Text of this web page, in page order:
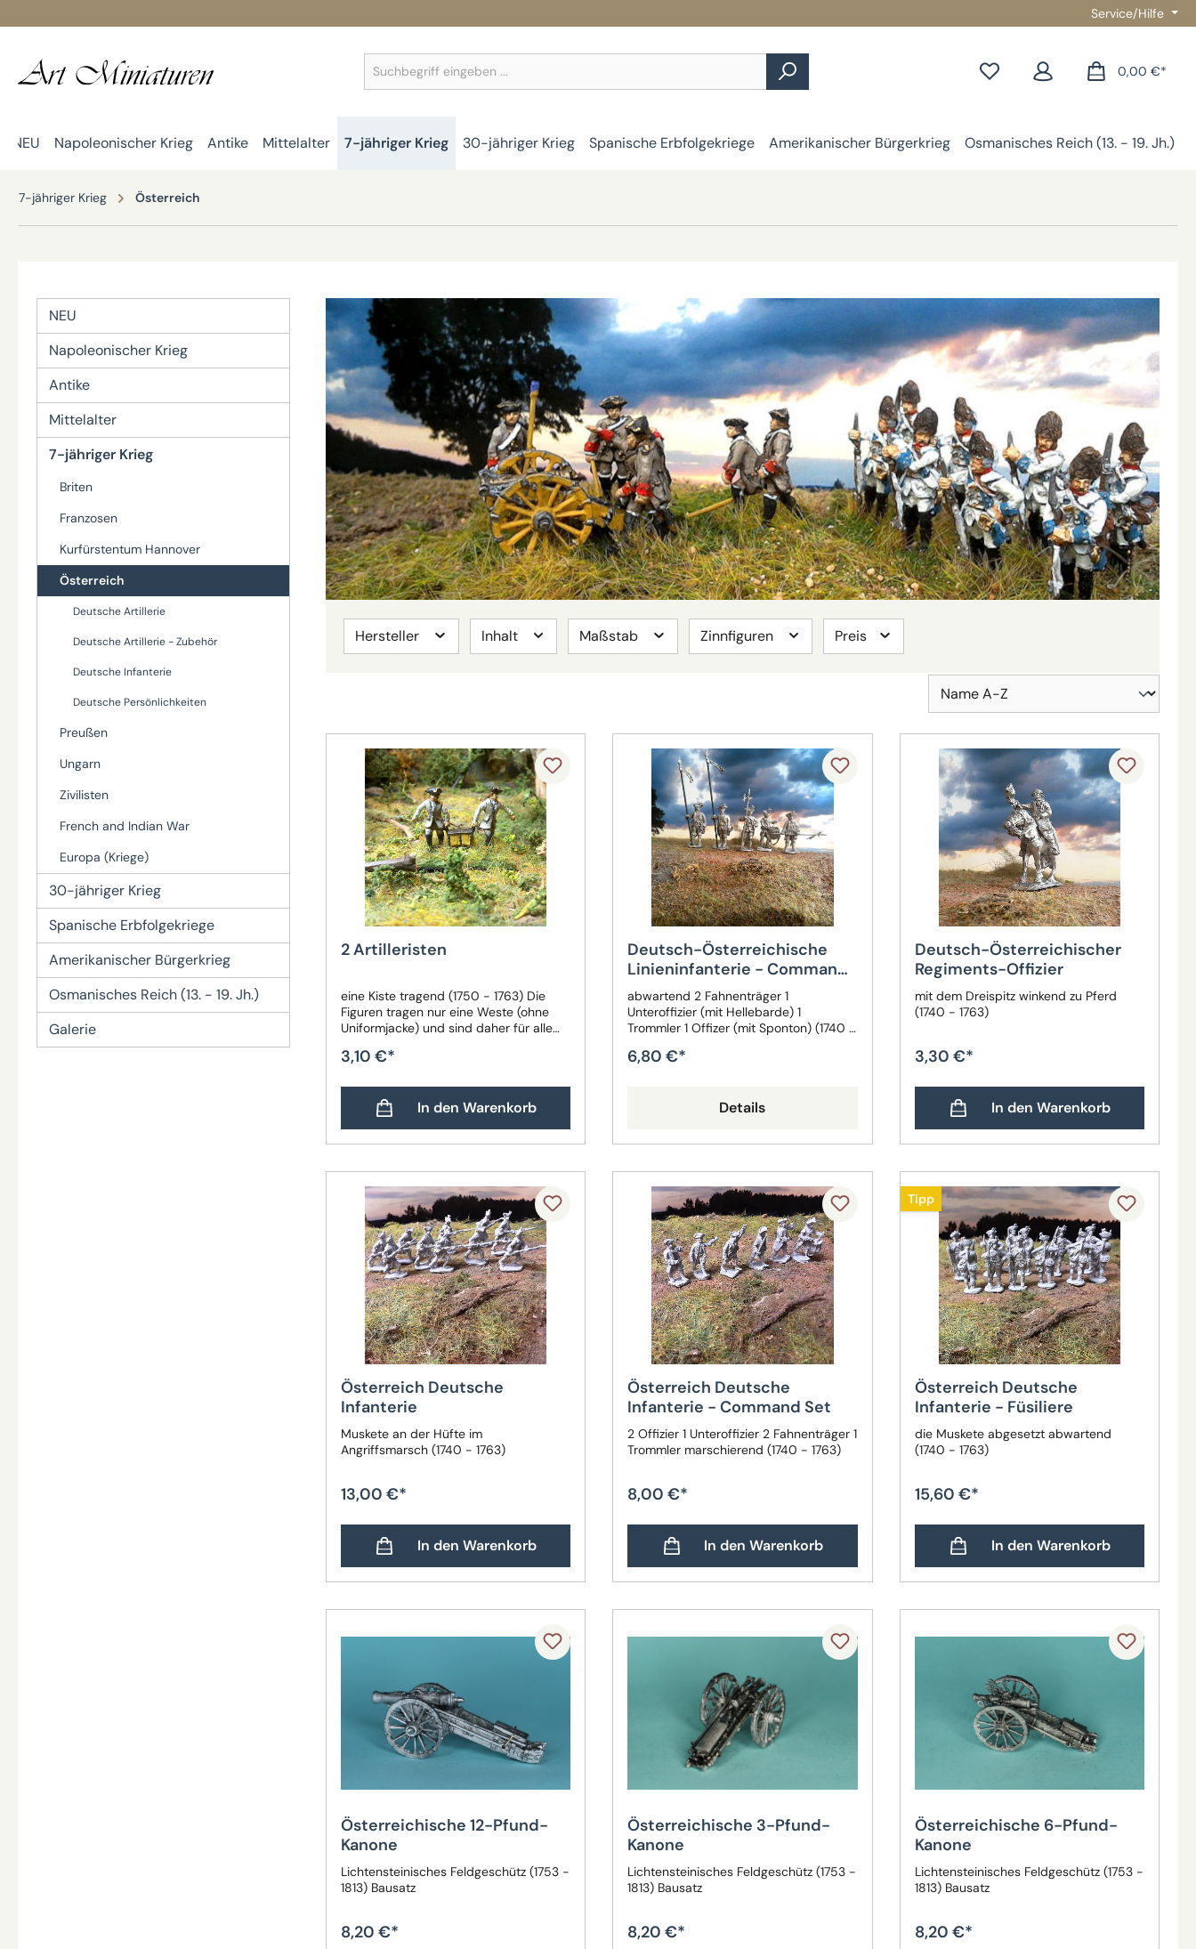
Service/Hilfe
0,00 €*
NEU Napoleonischer Krieg Antike Mittelalter 7-jähriger Krieg 30-jähriger Krieg Spanische Erbfolgekriege Amerikanischer Bürgerkrieg Osmanisches Reich (13. - 19. Jh.)
7-jähriger Krieg Österreich
NEU
Napoleonischer Krieg
Antike
Mittelalter
7-jähriger Krieg
Briten
Franzosen
Kurfürstentum Hannover
Österreich
Deutsche Artillerie
Deutsche Artillerie - Zubehör
Deutsche Infanterie
Deutsche Persönlichkeiten
Preußen
Ungarn
Zivilisten
French and Indian War
Europa (Kriege)
30-jähriger Krieg
Spanische Erbfolgekriege
Amerikanischer Bürgerkrieg
Osmanisches Reich (13. - 19. Jh.)
Galerie
Hersteller Inhalt Maßstab Zinnfiguren Preis
2 Artilleristen
eine Kiste tragend (1750 - 1763) Die
Figuren tragen nur eine Weste (ohne
Uniformjacke) und sind daher für alle
3,10 €*
In den Warenkorb
Deutsch-Österreichische
Linieninfanterie - Command
Set
abwartend 2 Fahnenträger 1
Unteroffizier (mit Hellebarde) 1
Trommler 1 Offizer (mit Sponton) (1740 -
6,80 €*
Details
Deutsch-Österreichischer
Regiments-Offizier
mit dem Dreispitz winkend zu Pferd
(1740 - 1763)
3,30 €*
In den Warenkorb
Österreich Deutsche
Infanterie
Muskete an der Hüfte im
Angriffsmarsch (1740 - 1763)
13,00 €*
In den Warenkorb
Österreich Deutsche
Infanterie - Command Set
2 Offizier 1 Unteroffizier 2 Fahnenträger 1
Trommler marschierend (1740 - 1763)
8,00 €*
In den Warenkorb
Tipp
Österreich Deutsche
Infanterie - Füsiliere
die Muskete abgesetzt abwartend
(1740 - 1763)
15,60 €*
In den Warenkorb
Österreichische 12-Pfund-
Kanone
Lichtensteinisches Feldgeschütz (1753 -
1813) Bausatz
8,20 €*
Österreichische 3-Pfund-
Kanone
Lichtensteinisches Feldgeschütz (1753 -
1813) Bausatz
8,20 €*
Österreichische 6-Pfund-
Kanone
Lichtensteinisches Feldgeschütz (1753 -
1813) Bausatz
8,20 €*